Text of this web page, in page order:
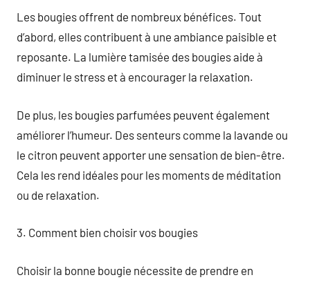
Les bougies offrent de nombreux bénéfices. Tout
d’abord, elles contribuent à une ambiance paisible et
reposante. La lumière tamisée des bougies aide à
diminuer le stress et à encourager la relaxation.
De plus, les bougies parfumées peuvent également
améliorer l’humeur. Des senteurs comme la lavande ou
le citron peuvent apporter une sensation de bien-être.
Cela les rend idéales pour les moments de méditation
ou de relaxation.
3. Comment bien choisir vos bougies
Choisir la bonne bougie nécessite de prendre en